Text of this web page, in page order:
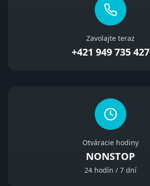
Zavolajte teraz
+421 949 735 427
Otváracie hodiny
NONSTOP
24 hodín / 7 dní